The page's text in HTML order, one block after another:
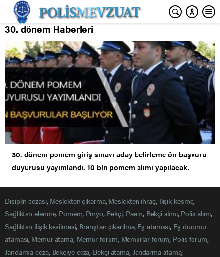
30. dönem Haberleri
30. dönem pomem giriş sınavı aday belirleme ön başvuru
duyurusu yayımlandı. 10 bin pomem alımı yapılacak.
Disiplin cezası, Meslekten çıkarma, Meslekten ihraç, İlişik kesme,
Sağlıktan elenme, Pomem, Pmyo, Bekçi, Paem, Bekçi alımı, Polis alımı,
Sağlıktan ilişik kesilmesi, Branştan çıkarılma, Eş ataması, Eş durumu
ataması, Memur atama, Memur forum, Memurlar forum, Polis forum,
Jandarma ceza, Bekçiye ceza, Bekçi atama, Jandarma atama,